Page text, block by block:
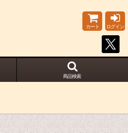
カート ログイン
商品検索